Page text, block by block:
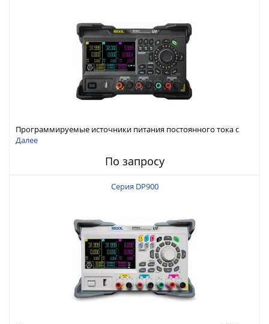
Программируемые источники питания постоянного тока с
мощностью 222 Вт, 3 канала
Далее
По запросу
Серия DP900